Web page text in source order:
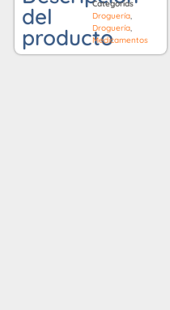
del
producto
Categorías
Droguería
Droguería
Medicamentos